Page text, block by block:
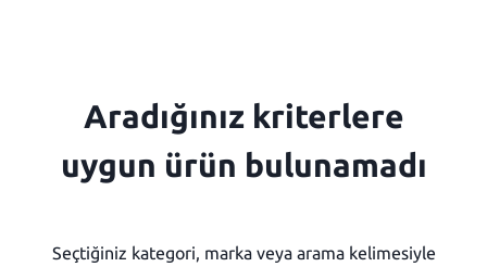
Aradığınız kriterlere
uygun ürün bulunamadı
Seçtiğiniz kategori, marka veya arama kelimesiyle